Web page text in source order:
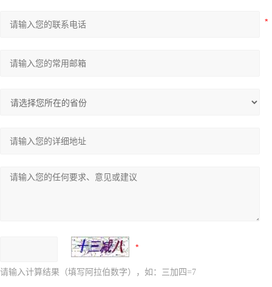
请输入计算结果（填写阿拉伯数字），如：三加四=7